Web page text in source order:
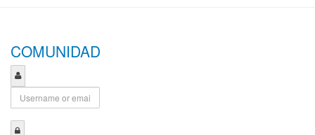
COMUNIDAD